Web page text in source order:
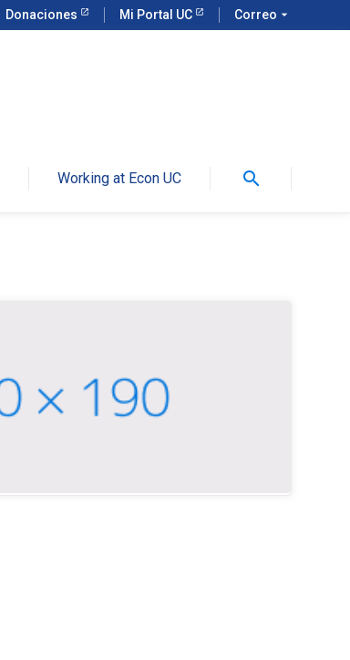
Donaciones Mi Portal UC Correo arrow_drop_down
Working at Econ UC search